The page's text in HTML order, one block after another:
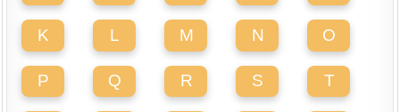
K L M N O
P Q R S T